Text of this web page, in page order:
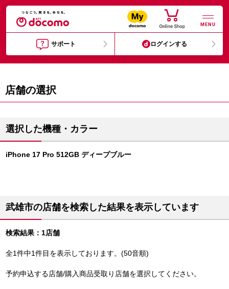
MENU
サポート ログインする
店舗の選択
選択した機種・カラー
iPhone 17 Pro 512GB ディープブルー
武雄市の店舗を検索した結果を表示しています
検索結果：1店舗
全1件中1件目を表示しております。(50音順)
予約申込する店舗/購入商品受取り店舗を選択してください。